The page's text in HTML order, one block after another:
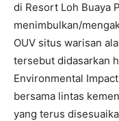
di Resort Loh Buaya
menimbulkan/
OUV situs warisan
tersebut didasarkan
Environmental
bersama lintas
yang terus